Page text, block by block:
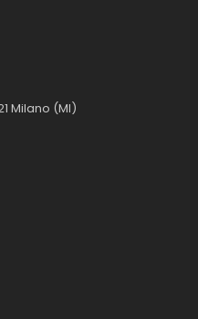
Milano (MI)